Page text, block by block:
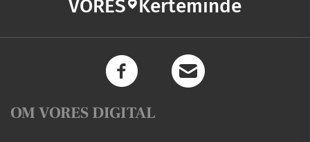
VORES Kerteminde
OM VORES DIGITAL